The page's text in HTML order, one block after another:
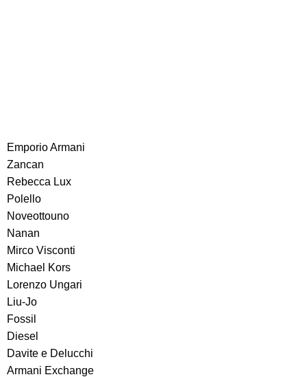
Emporio Armani
Zancan
Rebecca Lux
Polello
Noveottouno
Nanan
Mirco Visconti
Michael Kors
Lorenzo Ungari
Liu-Jo
Fossil
Diesel
Davite e Delucchi
Armani Exchange